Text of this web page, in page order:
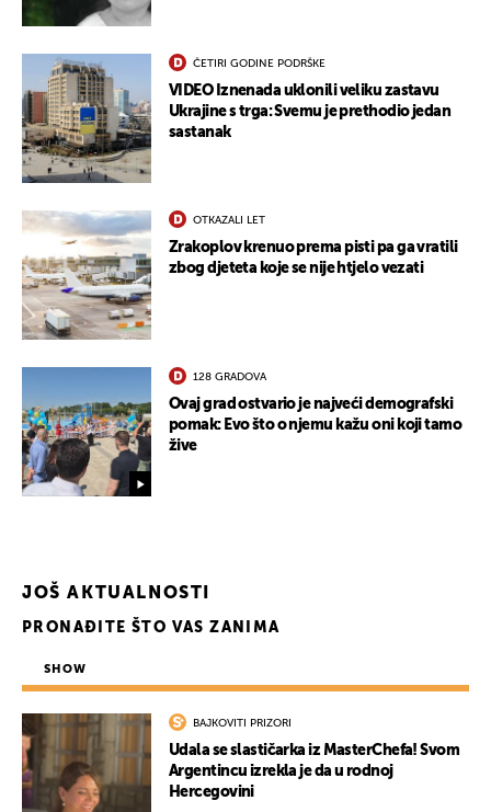
ČETIRI GODINE PODRŠKE
VIDEO Iznenada uklonili veliku zastavu
Ukrajine s trga: Svemu je prethodio jedan
sastanak
OTKAZALI LET
Zrakoplov krenuo prema pisti pa ga vratili
zbog djeteta koje se nije htjelo vezati
128 GRADOVA
Ovaj grad ostvario je najveći demografski
pomak: Evo što o njemu kažu oni koji tamo
žive
JOŠ AKTUALNOSTI
PRONAĐITE ŠTO VAS ZANIMA
SHOW
BAJKOVITI PRIZORI
Udala se slastičarka iz MasterChefa! Svom
Argentincu izrekla je da u rodnoj
Hercegovini
UKLJUČITE NOTIFIKACIJE